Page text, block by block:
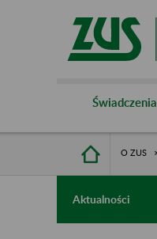
Świadczenia
O ZUS
Aktualności